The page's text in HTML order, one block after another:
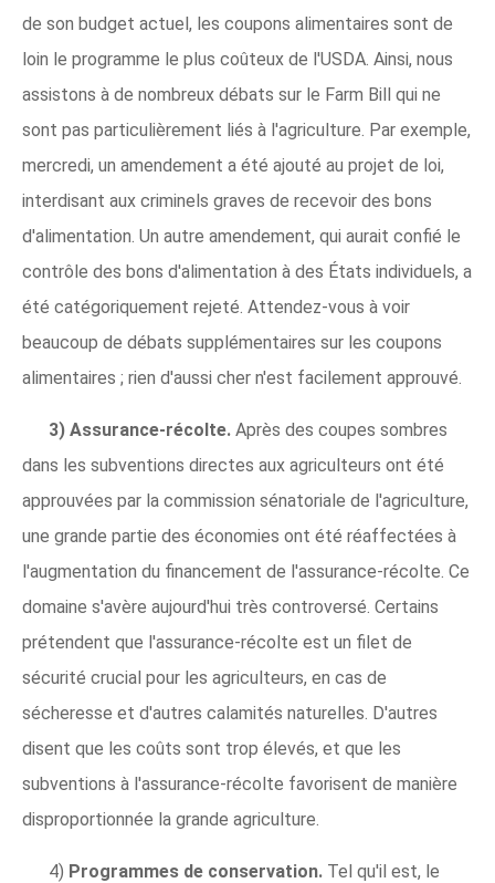
de son budget actuel, les coupons alimentaires sont de
loin le programme le plus coûteux de l'USDA. Ainsi, nous
assistons à de nombreux débats sur le Farm Bill qui ne
sont pas particulièrement liés à l'agriculture. Par exemple,
mercredi, un amendement a été ajouté au projet de loi,
interdisant aux criminels graves de recevoir des bons
d'alimentation. Un autre amendement, qui aurait confié le
contrôle des bons d'alimentation à des États individuels, a
été catégoriquement rejeté. Attendez-vous à voir
beaucoup de débats supplémentaires sur les coupons
alimentaires ; rien d'aussi cher n'est facilement approuvé.
3) Assurance-récolte. Après des coupes sombres
dans les subventions directes aux agriculteurs ont été
approuvées par la commission sénatoriale de l'agriculture,
une grande partie des économies ont été réaffectées à
l'augmentation du financement de l'assurance-récolte. Ce
domaine s'avère aujourd'hui très controversé. Certains
prétendent que l'assurance-récolte est un filet de
sécurité crucial pour les agriculteurs, en cas de
sécheresse et d'autres calamités naturelles. D'autres
disent que les coûts sont trop élevés, et que les
subventions à l'assurance-récolte favorisent de manière
disproportionnée la grande agriculture.
4) Programmes de conservation. Tel qu'il est, le